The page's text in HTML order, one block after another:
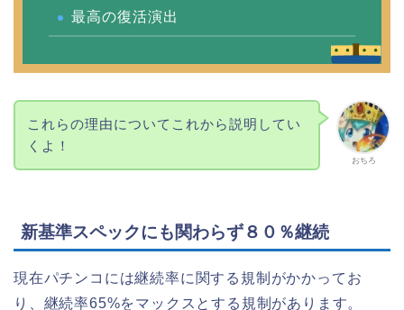
最高の復活演出
おちろ
これらの理由についてこれから説明してい
くよ！
新基準スペックにも関わらず８０％継続
現在パチンコには継続率に関する規制がかかってお
り、継続率65%をマックスとする規制があります。